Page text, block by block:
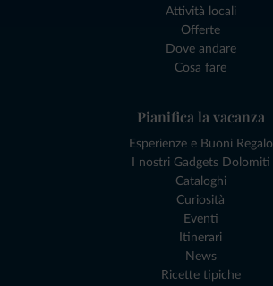
Attività locali
Offerte
Dove andare
Cosa fare
Pianifica la vacanza
Esperienze e Buoni Regalo
I nostri Gadgets Dolomiti
Cataloghi
Curiosità
Eventi
Itinerari
News
Ricette tipiche